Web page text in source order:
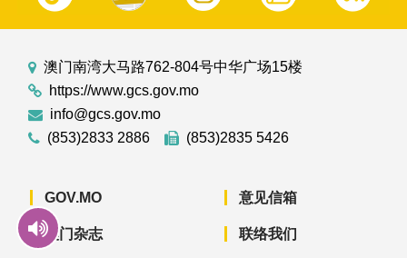
澳门南湾大马路762-804号中华广场15楼
https://www.gcs.gov.mo
info@gcs.gov.mo
(853)2833 2886
(853)2835 5426
GOV.MO
澳门杂志
意见信箱
联络我们